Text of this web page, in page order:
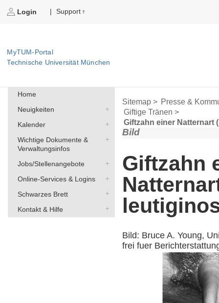
Login | Support
MyTUM-Portal
Technische Universität München
Home
Neuigkeiten
Kalender
Wichtige Dokumente &
Verwaltungsinfos
Jobs/Stellenangebote
Online-Services & Logins
Schwarzes Brett
Kontakt & Hilfe
Sitemap > Presse &
Giftige Tränen >
Giftzahn einer
Bild
Giftzahn
Bild: Bruce A. Young,
frei fuer